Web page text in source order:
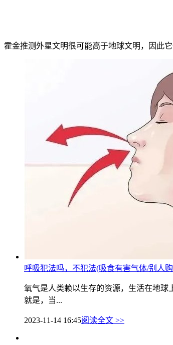
霍金推测外星文明很可能高于地球文明，因此
呼吸犯法吗，不犯法(吸食有害气体/别人
氧气是人类赖以生存的资源，生活在地球
就是，当...
2023-11-14 16:45阅读全文 >>